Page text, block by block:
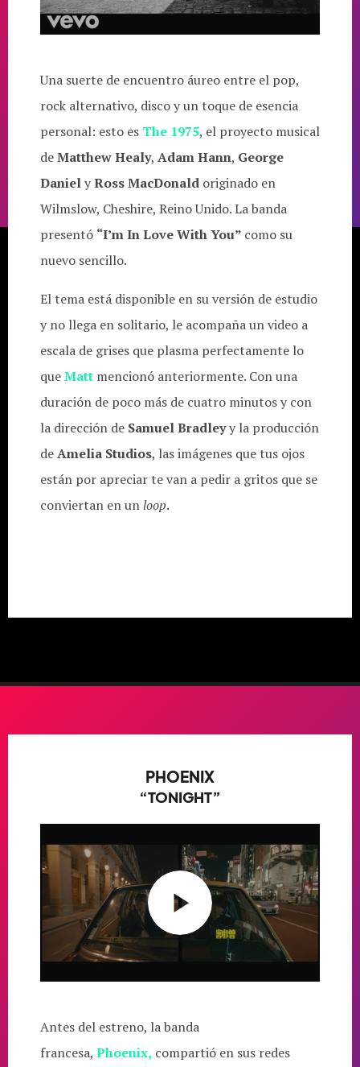
Una suerte de encuentro áureo entre el pop,
rock alternativo, disco y un toque de esencia
personal: esto es The 1975, el proyecto musical
deMatthew Healy, Adam Hann, George
DanielyRoss MacDonald originado en
Wilmslow, Cheshire, Reino Unido. La banda
presentó “I’m In Love With You” como su
nuevo sencillo.
El tema está disponible en su versión de estudio
y no llega en solitario, le acompaña un video a
escala de grises que plasma perfectamente lo
queMatt mencionó anteriormente. Con una
duración de poco más de cuatro minutos y con
la dirección de Samuel Bradleyy la producción
deAmelia Studios, las imágenes que tus ojos
están por apreciar te van a pedir a gritos que se
conviertan en unloop.
PHOENIX
“TONIGHT”
Antes del estreno, la banda
francesa, Phoenix, compartió en sus redes